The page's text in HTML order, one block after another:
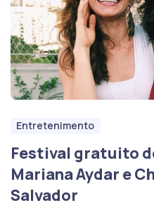
Entretenimento
Festival gratuito
Mariana Aydar e
Salvador